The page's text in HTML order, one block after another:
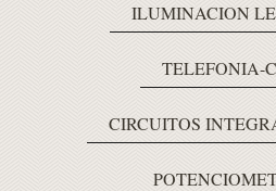
ILUMINACION
TELEFONIA-
CIRCUITOS